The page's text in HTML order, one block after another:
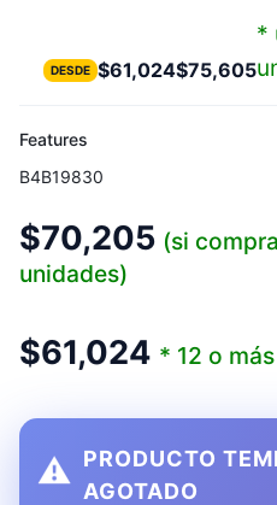
DESDE $61,024$75,605
*
Features
B4B19830
$70,205 (si
unidades)
$61,024 * 12 o
⚠️
PRODUCTO
AGOTADO